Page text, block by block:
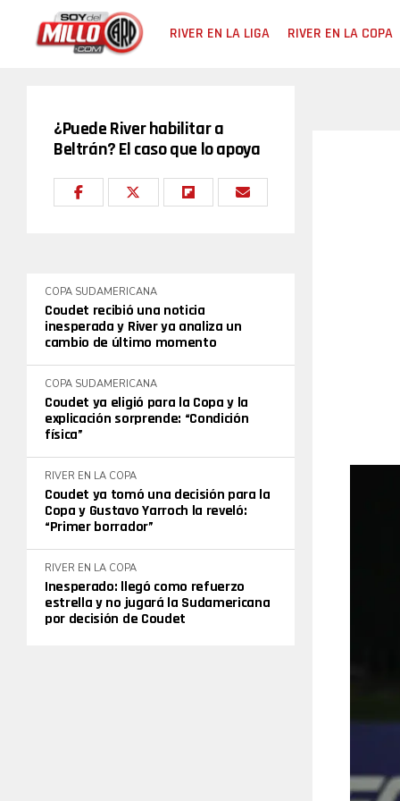
RIVER EN LA LIGA RIVER EN LA COPA
¿Puede River habilitar a
Beltrán? El caso que lo apoya
COPA SUDAMERICANA
Coudet recibió una noticia
inesperada y River ya analiza un
cambio de último momento
COPA SUDAMERICANA
Coudet ya eligió para la Copa y la
explicación sorprende: “Condición
física”
RIVER EN LA COPA
Coudet ya tomó una decisión para la
Copa y Gustavo Yarroch la reveló:
“Primer borrador”
RIVER EN LA COPA
Inesperado: llegó como refuerzo
estrella y no jugará la Sudamericana
por decisión de Coudet